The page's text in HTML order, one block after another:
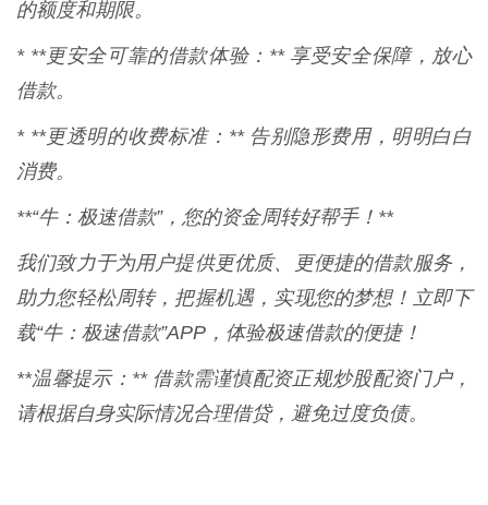
的额度和期限。
* **更安全可靠的借款体验：** 享受安全保障，放心
借款。
* **更透明的收费标准：** 告别隐形费用，明明白白
消费。
**“牛：极速借款”，您的资金周转好帮手！**
我们致力于为用户提供更优质、更便捷的借款服务，
助力您轻松周转，把握机遇，实现您的梦想！立即下
载“牛：极速借款”APP，体验极速借款的便捷！
**温馨提示：** 借款需谨慎配资正规炒股配资门户，
请根据自身实际情况合理借贷，避免过度负债。